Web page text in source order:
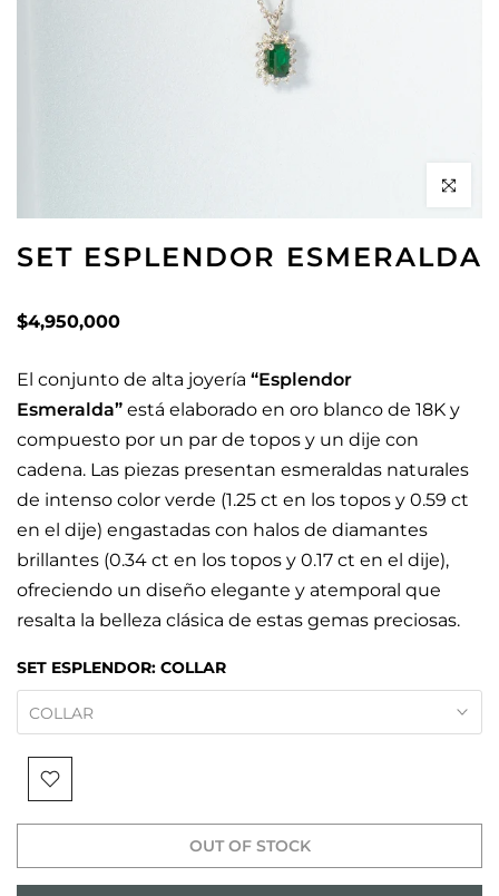
Click to
SET ESPLENDOR ESMERALDA
$4,950,000
El conjunto de alta joyería “Esplendor
Esmeralda” está elaborado en oro blanco de 18K y
compuesto por un par de topos y un dije con
cadena. Las piezas presentan esmeraldas naturales
de intenso color verde (1.25 ct en los topos y 0.59 ct
en el dije) engastadas con halos de diamantes
brillantes (0.34 ct en los topos y 0.17 ct en el dije),
ofreciendo un diseño elegante y atemporal que
resalta la belleza clásica de estas gemas preciosas.
SET ESPLENDOR: COLLAR
COLLAR
OUT OF STOCK